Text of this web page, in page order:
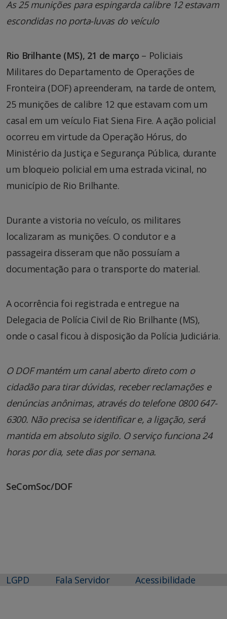
As 25 munições para espingarda calibre 12 estavam
escondidas no porta-luvas do veículo
Rio Brilhante (MS), 21 de março – Policiais
Militares do Departamento de Operações de
Fronteira (DOF) apreenderam, na tarde de ontem,
25 munições de calibre 12 que estavam com um
casal em um veículo Fiat Siena Fire. A ação policial
ocorreu em virtude da Operação Hórus, do
Ministério da Justiça e Segurança Pública, durante
um bloqueio policial em uma estrada vicinal, no
município de Rio Brilhante.
Durante a vistoria no veículo, os militares
localizaram as munições. O condutor e a
passageira disseram que não possuíam a
documentação para o transporte do material.
A ocorrência foi registrada e entregue na
Delegacia de Polícia Civil de Rio Brilhante (MS),
onde o casal ficou à disposição da Polícia Judiciária.
O DOF mantém um canal aberto direto com o
cidadão para tirar dúvidas, receber reclamações e
denúncias anônimas, através do telefone 0800 647-
6300. Não precisa se identificar e, a ligação, será
mantida em absoluto sigilo. O serviço funciona 24
horas por dia, sete dias por semana.
SeComSoc/DOF
LGPD Fala Servidor Acessibilidade